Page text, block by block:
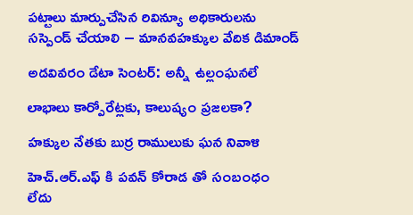
పట్టాలు మార్పుచేసిన రివిన్యూ అధికారులను
సస్పెండ్ చేయాలి – మానవహక్కుల వేదిక డిమాండ్
అడవివరం డేటా సెంటర్: అన్నీ ఉల్లంఘనలే
లాభాలు కార్పోరేట్లకు, కాలుష్యం ప్రజలకా?
హక్కుల నేతకు బుర్ర రాములుకు ఘన నివాళి
హెచ్.ఆర్.ఎఫ్ కి పవన్ కోరాడ తో సంబంధం
లేదు